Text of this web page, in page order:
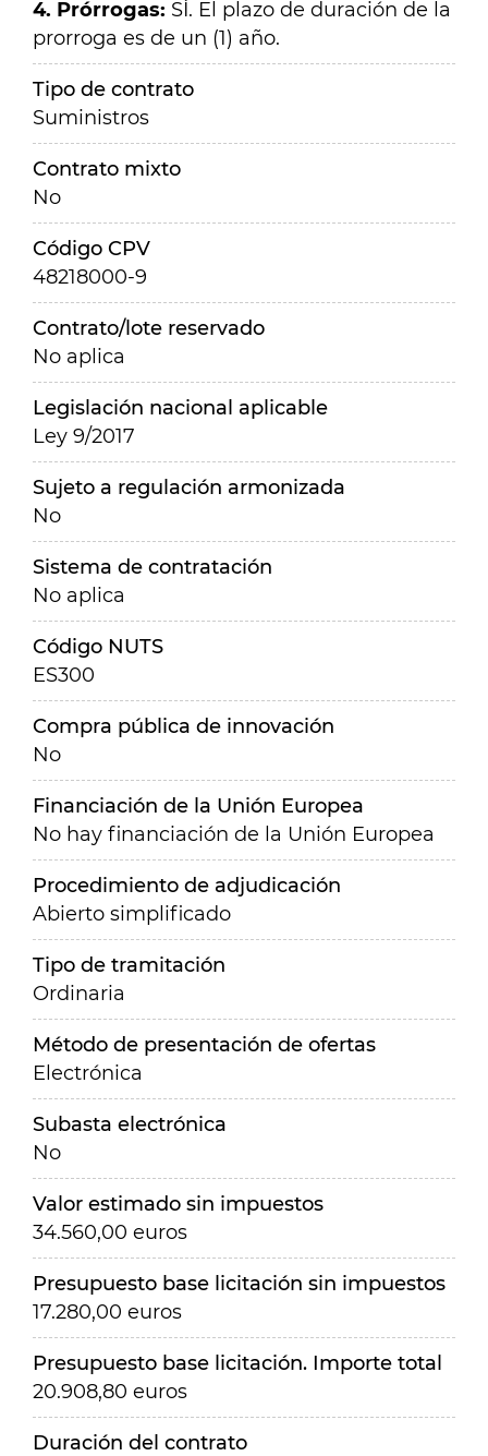
4. Prórrogas: SÍ. El plazo de duración de la
prorroga es de un (1) año.
Tipo de contrato
Suministros
Contrato mixto
No
Código CPV
48218000-9
Contrato/lote reservado
No aplica
Legislación nacional aplicable
Ley 9/2017
Sujeto a regulación armonizada
No
Sistema de contratación
No aplica
Código NUTS
ES300
Compra pública de innovación
No
Financiación de la Unión Europea
No hay financiación de la Unión Europea
Procedimiento de adjudicación
Abierto simplificado
Tipo de tramitación
Ordinaria
Método de presentación de ofertas
Electrónica
Subasta electrónica
No
Valor estimado sin impuestos
34.560,00 euros
Presupuesto base licitación sin impuestos
17.280,00 euros
Presupuesto base licitación. Importe total
20.908,80 euros
Duración del contrato